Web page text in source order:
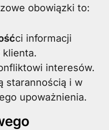
obowiązki to:
ci informacji
interesów.
starannością i w
upoważnienia.